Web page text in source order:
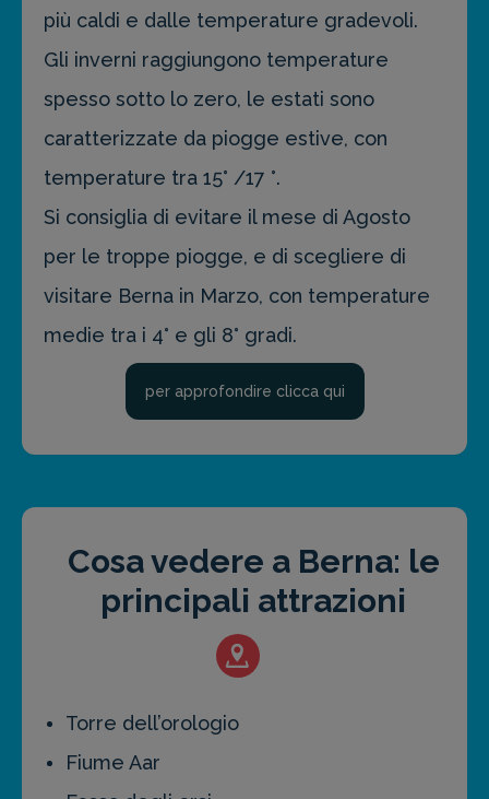
più caldi e dalle temperature gradevoli.
Gli inverni raggiungono temperature
spesso sotto lo zero, le estati sono
caratterizzate da piogge estive, con
temperature tra 15° /17 °.
Si consiglia di evitare il mese di Agosto
per le troppe piogge, e di scegliere di
visitare Berna in Marzo, con temperature
medie tra i 4° e gli 8° gradi.
per approfondire clicca qui
Cosa vedere a Berna: le
principali attrazioni
Torre dell’orologio
Fiume Aar